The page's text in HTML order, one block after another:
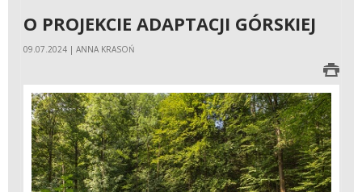
O PROJEKCIE ADAPTACJI GÓRSKIEJ
09.07.2024 | ANNA KRASOŃ